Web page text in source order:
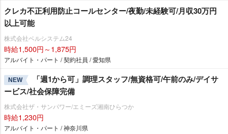
クレカ不正利用防止コールセンター/夜勤/未経験可/月収30万円
以上可能
株式会社ベルシステム24
時給1,500円～1,875円
アルバイト・パート / 契約社員 / 愛知県
NEW
「週1から可」調理スタッフ/無資格可/午前のみ/デイサ
ービス/社会保障完備
株式会社ザ・サンパワー/エミーズ湘南ひらつか
時給1,230円
アルバイト・パート / 神奈川県